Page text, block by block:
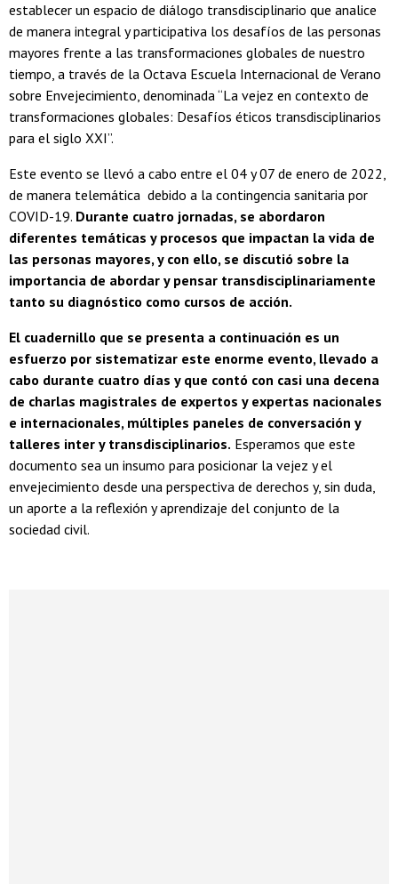
establecer un espacio de diálogo transdisciplinario que analice
de manera integral y participativa los desafíos de las personas
mayores frente a las transformaciones globales de nuestro
tiempo, a través de la Octava Escuela Internacional de Verano
sobre Envejecimiento, denominada “La vejez en contexto de
transformaciones globales: Desafíos éticos transdisciplinarios
para el siglo XXI”.
Este evento se llevó a cabo entre el 04 y 07 de enero de 2022,
de manera telemática debido a la contingencia sanitaria por
COVID-19. Durante cuatro jornadas, se abordaron
diferentes temáticas y procesos que impactan la vida de
las personas mayores, y con ello, se discutió sobre la
importancia de abordar y pensar transdisciplinariamente
tanto su diagnóstico como cursos de acción.
El cuadernillo que se presenta a continuación es un
esfuerzo por sistematizar este enorme evento, llevado a
cabo durante cuatro días y que contó con casi una decena
de charlas magistrales de expertos y expertas nacionales
e internacionales, múltiples paneles de conversación y
talleres inter y transdisciplinarios. Esperamos que este
documento sea un insumo para posicionar la vejez y el
envejecimiento desde una perspectiva de derechos y, sin duda,
un aporte a la reflexión y aprendizaje del conjunto de la
sociedad civil.